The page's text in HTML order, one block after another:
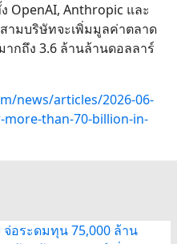
OpenAI, Anthropic และ
สามบริษัทจะเพิ่มมูลค่าตลาด
กถึง 3.6 ล้านล้านดอลลาร์
news/articles/2026-06-
more-than-70-billion-in-